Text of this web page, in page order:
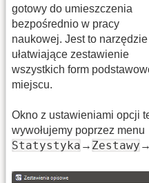
gotowy do umieszczenia
bezpośrednio w pracy
naukowej. Jest to narzędzie
ułatwiające zestawienie
wszystkich form
miejscu.
Okno z ustawieniami opcji
wywołujemy poprzez menu
Statystyka → Zestawy →